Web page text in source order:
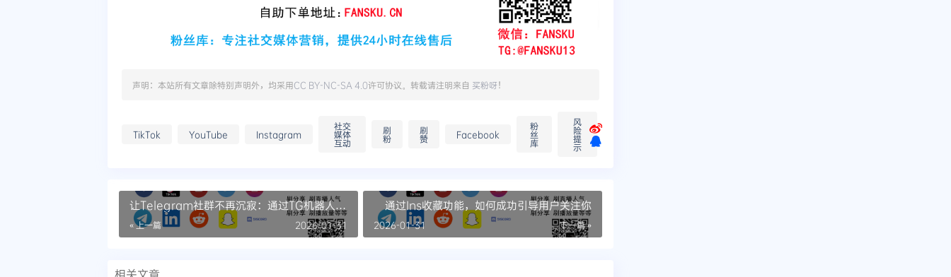
声明：本站所有文章除特别声明外，均采用CC BY-NC-SA 4.0许可协议。转载请注明来自 买粉呀！
TikTok YouTube Instagram
社交
媒体
互动
刷
粉
刷
赞 Facebook
粉
丝
库
风
险
提
示
让Telegram社群不再沉寂：通过TG机器人增
强用户粘性
« 上一篇 2026-01-31
通过Ins收藏功能，如何成功引导用户关注你
下一篇 »
2026-01-31
相关文章